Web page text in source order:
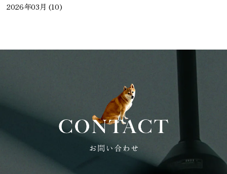
2026年03月 (10)